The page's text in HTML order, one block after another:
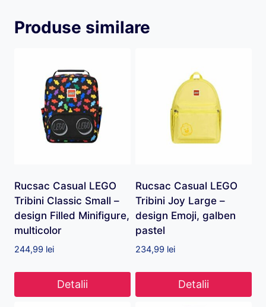
Produse similare
Rucsac Casual LEGO
Tribini Classic Small –
design Filled Minifigure,
multicolor
244,99 lei
Detalii
Rucsac Casual LEGO
Tribini Joy Large –
design Emoji, galben
pastel
234,99 lei
Detalii